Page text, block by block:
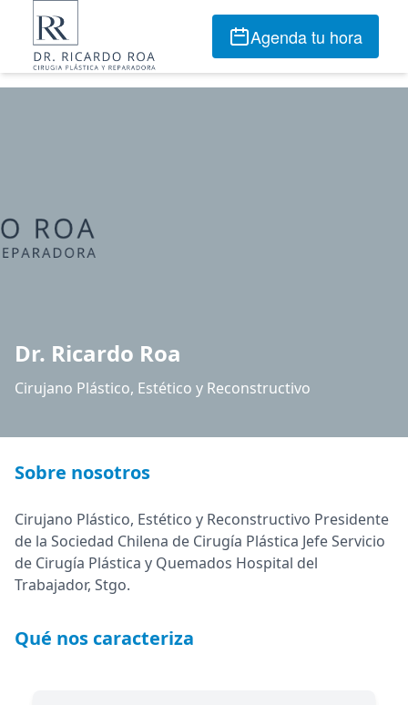
Agenda tu hora
Dr. Ricardo Roa
Cirujano Plástico, Estético y Reconstructivo
Sobre nosotros
Cirujano Plástico, Estético y Reconstructivo Presidente
de la Sociedad Chilena de Cirugía Plástica Jefe Servicio
de Cirugía Plástica y Quemados Hospital del
Trabajador, Stgo.
Qué nos caracteriza